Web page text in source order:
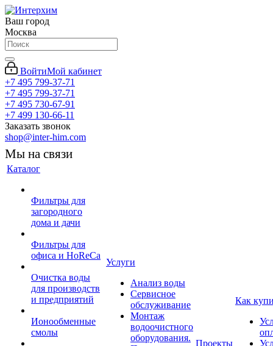
Ваш город
Москва
ВойтиМой кабинет
+7 495 799-37-71
+7 495 799-37-71
+7 495 730-67-91
+7 499 130-66-11
Заказать звонок
shop@inter-him.com
Мы на связи
Каталог
Фильтры для
загородного
дома и дачи
Фильтры для
офиса и HoReCa
Очистка воды
для производств
и предприятий
Ионообменные
смолы
Услуги
Анализ воды
Сервисное
обслуживание
Монтаж
водоочистного
оборудования.
Проекты
Как